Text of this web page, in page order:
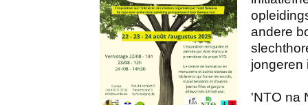
andere
jongeren
'NTO na